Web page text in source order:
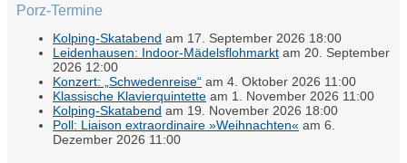
Porz-Termine
Kolping-Skatabend am 17. September 2026 18:00
Leidenhausen: Indoor-Mädelsflohmarkt am 20. September
2026 12:00
Konzert: „Schwedenreise“ am 4. Oktober 2026 11:00
Klassische Klavierquintette am 1. November 2026 11:00
Kolping-Skatabend am 19. November 2026 18:00
Poll: Liaison extraordinaire »Weihnachten« am 6.
Dezember 2026 11:00